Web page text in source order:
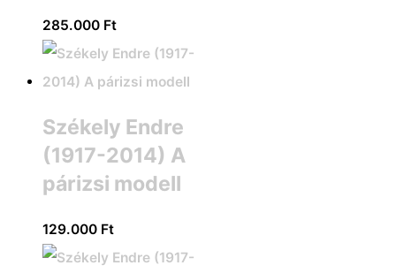
285.000 Ft
Székely Endre
(1917-2014) A
párizsi modell
129.000 Ft